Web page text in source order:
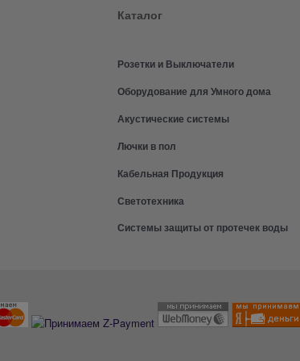
Каталог
Розетки и Выключатели
Оборудование для Умного дома
Акустические системы
Лючки в пол
Кабельная Продукция
Светотехника
Системы защиты от протечек воды